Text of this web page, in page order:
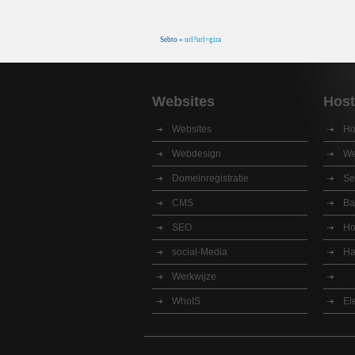
Sebto » url?url=gira
Websites
Websites
Webdesign
Domeinregistratie
CMS
SEO
social-Media
Werkwijze
WhoIS